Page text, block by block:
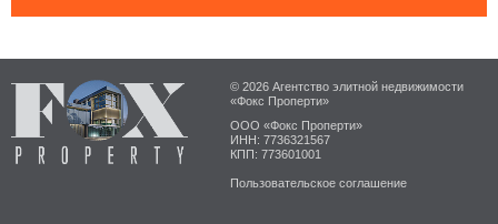
© 2026 Агентство элитной недвижимости
«Фокс Проперти»
ООО «Фокс Проперти»
ИНН: 7736321567
КПП: 773601001
Пользовательское соглашение